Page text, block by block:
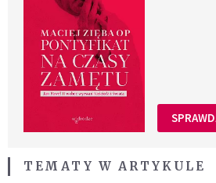
TEMATY W ARTYKULE